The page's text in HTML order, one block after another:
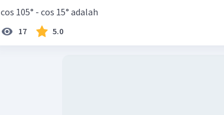
cos 105° - cos 15° adalah
17 5.0